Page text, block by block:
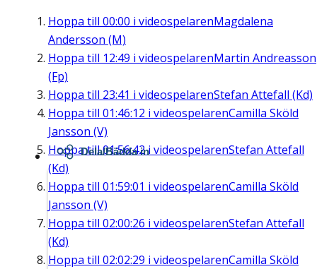
Hoppa till 00:00 i videospelarenMagdalena
Andersson (M)
Hoppa till 12:49 i videospelarenMartin Andreasson
(Fp)
Hoppa till 23:41 i videospelarenStefan Attefall (Kd)
Hoppa till 01:46:12 i videospelarenCamilla Sköld
Jansson (V)
Hoppa till01:56:42i videospelarenStefan Attefall
(Kd)
Hoppa till 01:59:01 i videospelarenCamilla Sköld
Jansson (V)
Hoppa till 02:00:26 i videospelarenStefan Attefall
(Kd)
Hoppa till 02:02:29 i videospelarenCamilla Sköld
Dela/Bädda in